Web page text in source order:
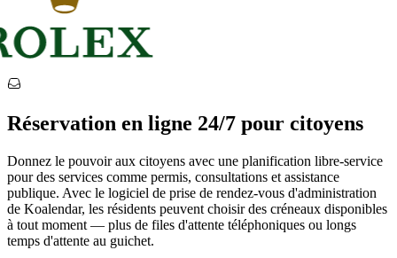
Réservation en ligne 24/7 pour citoyens
Donnez le pouvoir aux citoyens avec une planification libre-service
pour des services comme permis, consultations et assistance
publique. Avec le logiciel de prise de rendez-vous d'administration
de Koalendar, les résidents peuvent choisir des créneaux disponibles
à tout moment — plus de files d'attente téléphoniques ou longs
temps d'attente au guichet.